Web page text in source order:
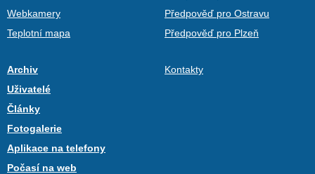
Webkamery
Teplotní mapa
Předpověď pro Ostravu
Předpověď pro Plzeň
Archiv
Uživatelé
Články
Fotogalerie
Aplikace na telefony
Počasí na web
Kontakty